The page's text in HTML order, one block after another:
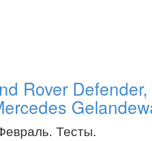
Rover
Тесты.